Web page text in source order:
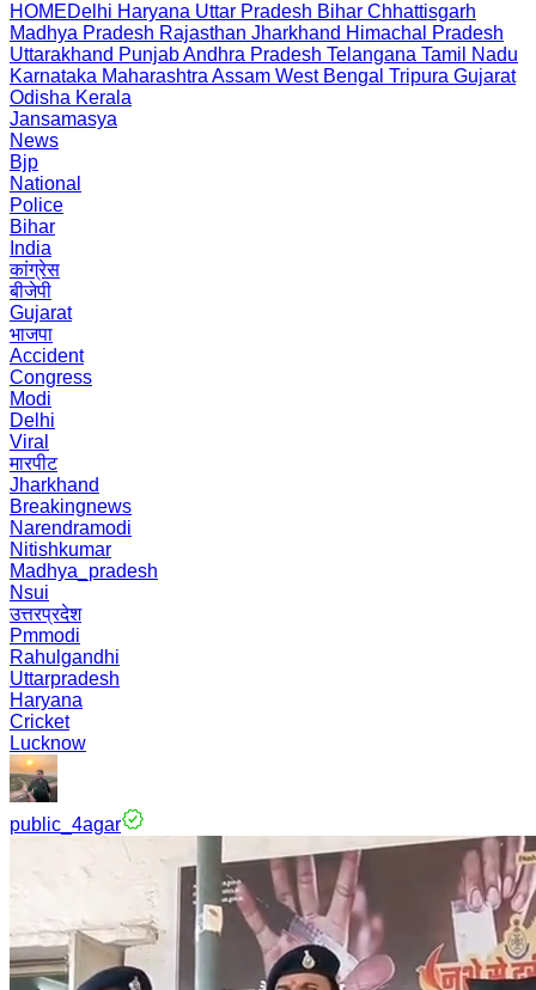
HOMEDelhi Haryana Uttar Pradesh Bihar Chhattisgarh
Madhya Pradesh Rajasthan Jharkhand Himachal Pradesh
Uttarakhand PunjabAndhra Pradesh Telangana Tamil Nadu
Karnataka Maharashtra Assam West Bengal Tripura Gujarat
Odisha Kerala
Jansamasya
News
Bjp
National
Police
Bihar
India
कांग्रेस
बीजेपी
Gujarat
भाजपा
Accident
Congress
Modi
Delhi
Viral
मारपीट
Jharkhand
Breakingnews
Narendramodi
Nitishkumar
Madhya_pradesh
Nsui
उत्तरप्रदेश
Pmmodi
Rahulgandhi
Uttarpradesh
Haryana
Cricket
Lucknow
public_4agar